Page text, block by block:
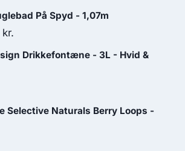
På Spyd - 1,07m
kr.
Drikkefontæne - 3L - Hvid &
Selective Naturals Berry Loops -